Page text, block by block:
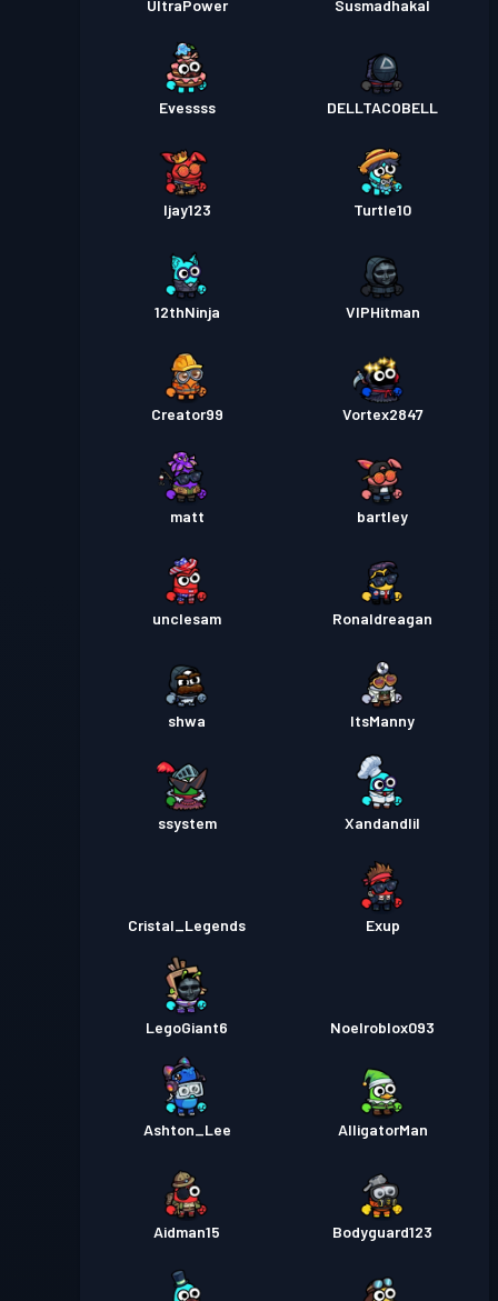
UltraPower Susmadhakal
Evessss DELLTACOBELL
Ijay123 Turtle10
12thNinja VIPHitman
Creator99 Vortex2847
matt bartley
unclesam Ronaldreagan
shwa ItsManny
ssystem Xandandlil
Cristal_Legends Exup
LegoGiant6 Noelroblox093
Ashton_Lee AlligatorMan
Aidman15 Bodyguard123